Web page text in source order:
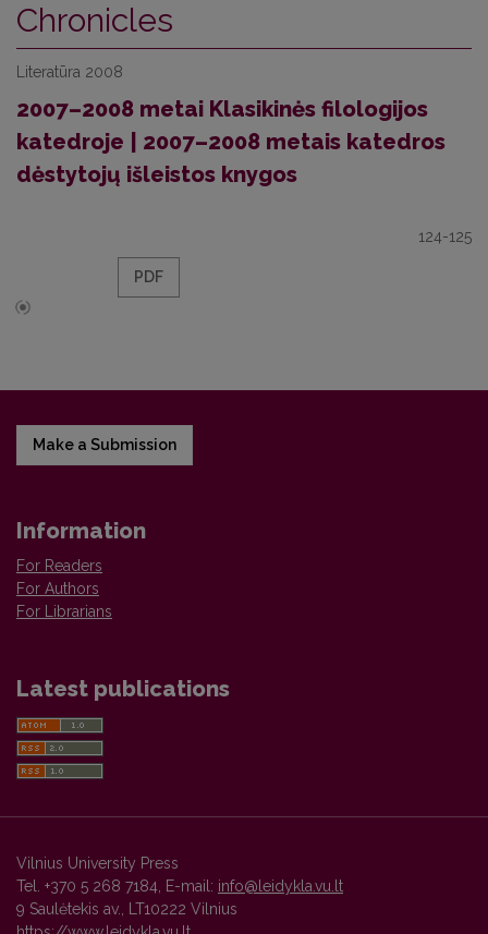
Chronicles
Literatūra 2008
2007–2008 metai Klasikinės filologijos
katedroje | 2007–2008 metais katedros
dėstytojų išleistos knygos
124-125
PDF
Make a Submission
Information
For Readers
For Authors
For Librarians
Latest publications
Vilnius University Press
Tel. +370 5 268 7184, E-mail: info@leidykla.vu.lt
9 Saulėtekis av., LT10222 Vilnius